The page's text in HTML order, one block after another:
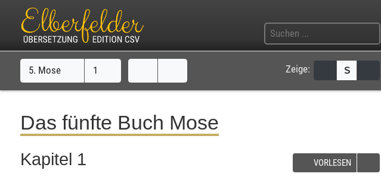
5. Mose 1 Zeige: S
Das fünfte Buch Mose
VORLESEN
Kapitel 1